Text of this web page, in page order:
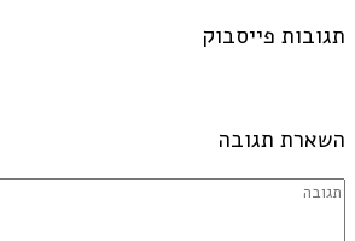
תגובות פייסבוק
השארת תגובה